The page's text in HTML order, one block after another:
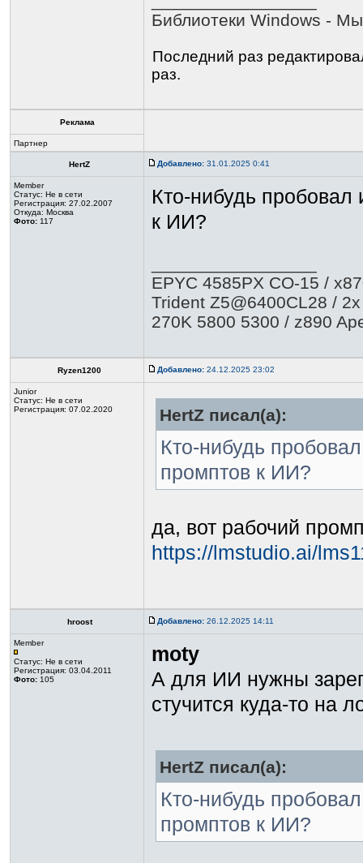
Библиотеки Windows -
Последний раз
раз.
Реклама
Партнер
HertZ Добавлено: 31.01.2025 0:41
Member
Статус: Не в сети
Регистрация: 27.02.2007
Откуда: Москва
Фото: 117
Кто-нибудь
к ИИ?
EPYC 4585PX CO-15 /
Trident Z5@6400CL28 /
270K 5800 5300 / z890
Ryzen1200 Добавлено: 24.12.2025 23:02
Junior
Статус: Не в сети
Регистрация: 07.02.2020
HertZ писал(а):
Кто-нибудь
промптов к ИИ?
да, вот рабочий
https://lmstudio.ai/
hroost Добавлено: 26.12.2025 14:11
Member
Статус: Не в сети
Регистрация: 03.04.2011
Фото: 105
moty
А для ИИ нужны
стучится куда-то на
HertZ писал(а):
Кто-нибудь
промптов к ИИ?